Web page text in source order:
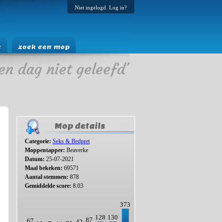
Niet ingelogd. Log in?
zoek een mop
dag niet geleefd'
Mop details
Categorie: Seks & Bedpret
Moppentapper: Beaverke
Datum: 25-07-2021
Maal bekeken: 69571
Aantal stemmen: 878
Gemiddelde score: 8.03
87 128 130
373